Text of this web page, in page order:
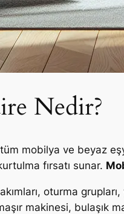
Nedir?
mobilya ve beyaz
fırsatı sunar.
oturma
makinesi, bulaşık